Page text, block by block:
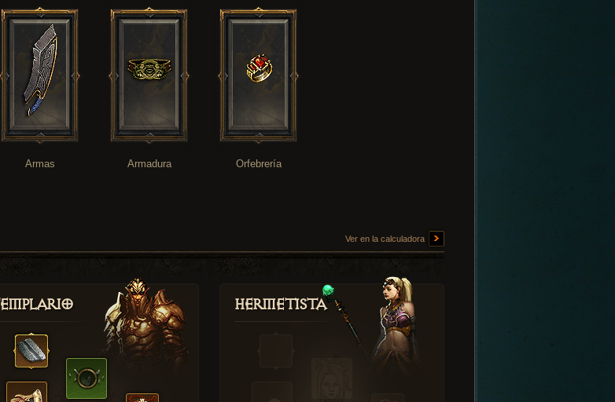
Armas Armadura Orfebrería
Ver en la calculadora
Hermetista